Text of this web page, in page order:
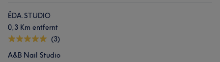
ÉDA.STUDIO
0,3 Km entfernt
(3)
A&B Nail Studio